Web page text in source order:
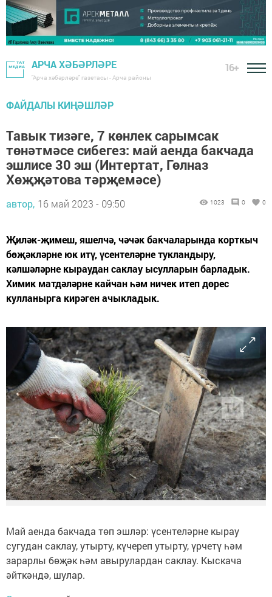
АРЧА ХӘБӘРЛӘРЕ
"Арча хәбәрләре" газетасы - Арча районы
16+
ФАЙДАЛЫ КИҢӘШЛӘР
Тавык тизәге, 7 көнлек сарымсак
төнәтмәсе сибегез: май аенда бакчада
эшлисе 30 эш (Интертат, Гөлназ
Хөҗҗәтова тәрҗемәсе)
автор, 16 май 2023 - 09:50 1023 0 0
Җиләк-җимеш, яшелчә, чәчәк бакчаларында корткыч
бөҗәкләрне юк итү, үсентеләрне тукландыру,
кәлшәләрне кыраудан саклау ысулларын барладык.
Химик матдәләрне кайчан һәм ничек итеп дөрес
кулланырга кирәген ачыкладык.
Май аенда бакчада төп эшләр: үсентеләрне кырау
сугудан саклау, утырту, күчереп утырту, үрчетү һәм
зарарлы бөҗәк һәм авырулардан саклау. Кыскача
әйткәндә, шулар.